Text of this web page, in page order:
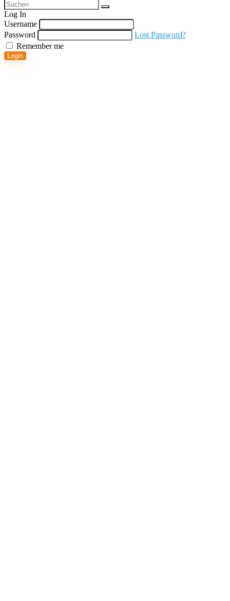
Log In
Username
Password
Lost Password?
Remember me
Login